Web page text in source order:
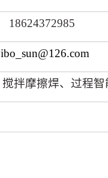
18624372985
拌摩擦焊、过程智